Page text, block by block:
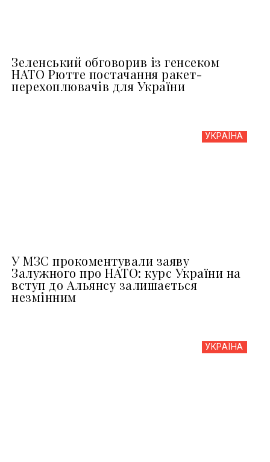
Зеленський обговорив із генсеком
НАТО Рютте постачання ракет-
перехоплювачів для України
УКРАЇНА
У МЗС прокоментували заяву
Залужного про НАТО: курс України на
вступ до Альянсу залишається
незмінним
УКРАЇНА